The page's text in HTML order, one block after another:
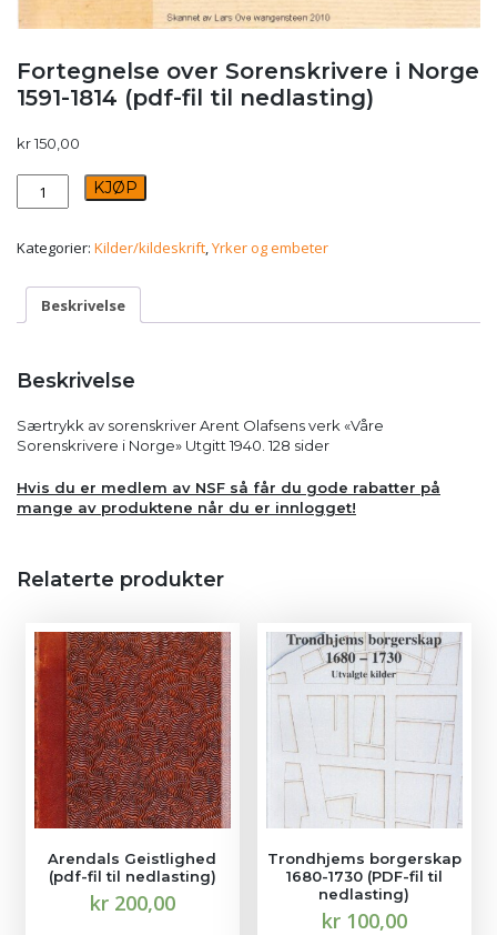
Fortegnelse over Sorenskrivere i Norge
1591-1814 (pdf-fil til nedlasting)
kr150,00
Fortegnelse
over
i
Norge
1591-
1814
(pdf-
nedlasting)
KJØP
Kategorier: Kilder/kildeskrift,Yrker og embeter
Beskrivelse
Beskrivelse
Særtrykk av sorenskriver Arent Olafsens verk «Våre
Sorenskrivere i Norge» Utgitt 1940. 128 sider
Hvis du er medlem av NSF så får du gode rabatter på
mange av produktene når du er innlogget!
Relaterte produkter
Arendals Geistlighed
(pdf-fil til nedlasting)
kr200,00
Trondhjems borgerskap
1680-1730 (PDF-fil til
nedlasting)
kr100,00